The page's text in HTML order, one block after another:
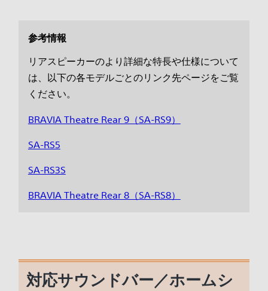
参考情報
リアスピーカーのより詳細な特長や仕様について
は、以下の各モデルごとのリンク先ページをご覧
ください。
BRAVIA Theatre Rear 9（SA-RS9）
SA-RS5
SA-RS3S
BRAVIA Theatre Rear 8（SA-RS8）
対応サウンドバー／ホームシ